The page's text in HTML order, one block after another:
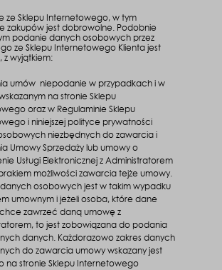
ze Sklepu Internetowego, w tym
zakupów jest dobrowolne. Podobnie
podanie danych osobowych przez
ze Sklepu Internetowego Klienta jest
wyjątkiem:
umów niepodanie w przypadkach i w
na stronie Sklepu
oraz w Regulaminie Sklepu
i niniejszej polityce prywatności
niezbędnych do zawarcia i
Umowy Sprzedaży lub umowy o
Usługi Elektronicznej z Administratorem
możliwości zawarcia tejże umowy.
osobowych jest w takim wypadku
umownym i jeżeli osoba, które dane
zawrzeć daną umowę z
to jest zobowiązana do podania
danych. Każdorazowo zakres danych
do zawarcia umowy wskazany jest
na stronie Sklepu Internetowego